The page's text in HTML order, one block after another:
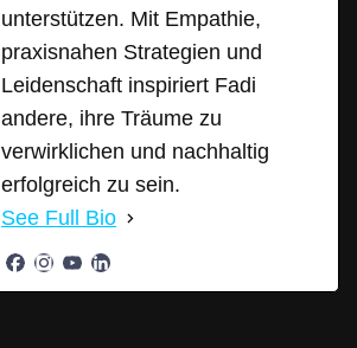
unterstützen. Mit Empathie,
praxisnahen Strategien und
Leidenschaft inspiriert Fadi
andere, ihre Träume zu
verwirklichen und nachhaltig
erfolgreich zu sein.
See Full Bio